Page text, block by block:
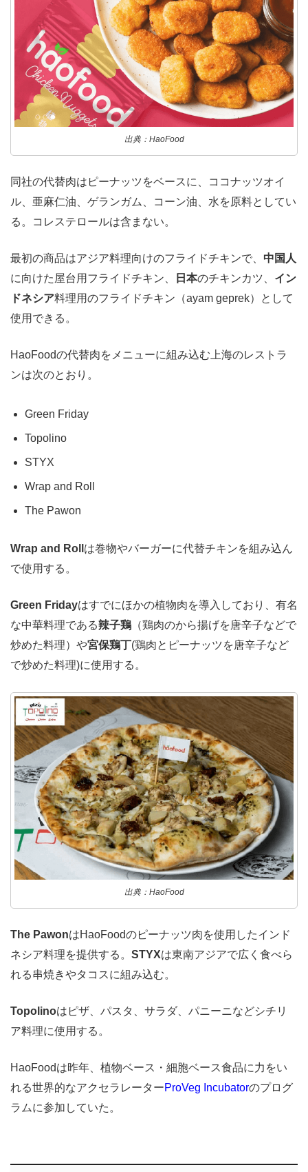
出典：HaoFood
同社の代替肉はピーナッツをベースに、ココナッツオイ
ル、亜麻仁油、ゲランガム、コーン油、水を原料としてい
る。コレステロールは含まない。
最初の商品はアジア料理向けのフライドチキンで、 中国人
に向けた屋台用フライドチキン、
日本のチキンカツ、 イン
ドネシア料理用のフライドチキン（ayam geprek）として
使用できる。
HaoFoodの代替肉をメニューに組み込む上海のレストラ
ンは次のとおり。
Green Friday
Topolino
STYX
Wrap and Roll
The Pawon
Wrap and Roll は巻物やバーガーに代替チキンを組み込ん
で使用する。
Green Fridayはすでにほかの植物肉を導入しており、有名
な中華料理である辣子鶏 （鶏肉のから揚げを唐辛子などで
炒めた料理）や宮保鶏丁(鶏肉とピーナッツを唐辛子など
で炒めた料理)に使用する。
出典：HaoFood
The PawonはHaoFoodのピーナッツ肉を使用したインド
ネシア料理を提供する。 STYXは東南アジアで広く食べら
れる串焼きやタコスに組み込む。
Topolinoはピザ、パスタ、サラダ、パニーニなどシチリ
ア料理に使用する。
HaoFoodは昨年、植物ベース・細胞ベース食品に力をい
れる世界的なアクセラレーターProVeg Incubatorのプログ
ラムに参加していた。